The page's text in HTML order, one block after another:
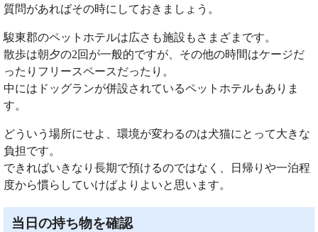
質問があればその時にしておきましょう。
駿東郡のペットホテルは広さも施設もさまざまです。
散歩は朝夕の2回が一般的ですが、その他の時間はケージだ
ったりフリースペースだったり。
中にはドッグランが併設されているペットホテルもありま
す。
どういう場所にせよ、環境が変わるのは犬猫にとって大きな
負担です。
できればいきなり長期で預けるのではなく、日帰りや一泊程
度から慣らしていけばよりよいと思います。
当日の持ち物を確認